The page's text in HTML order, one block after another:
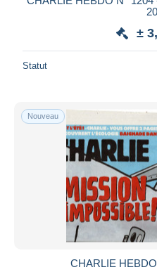
±
Statut
Nouveau
CHARLIE